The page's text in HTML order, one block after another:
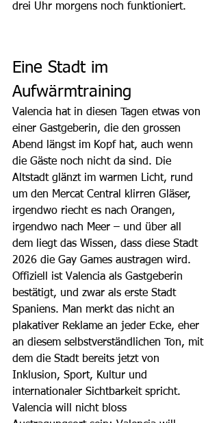
drei Uhr morgens noch funktioniert.
Eine Stadt im
Aufwärmtraining
Valencia hat in diesen Tagen etwas von
einer Gastgeberin, die den grossen
Abend längst im Kopf hat, auch wenn
die Gäste noch nicht da sind. Die
Altstadt glänzt im warmen Licht, rund
um den Mercat Central klirren Gläser,
irgendwo riecht es nach Orangen,
irgendwo nach Meer – und über all
dem liegt das Wissen, dass diese Stadt
2026 die Gay Games austragen wird.
Offiziell ist Valencia als Gastgeberin
bestätigt, und zwar als erste Stadt
Spaniens. Man merkt das nicht an
plakativer Reklame an jeder Ecke, eher
an diesem selbstverständlichen Ton, mit
dem die Stadt bereits jetzt von
Inklusion, Sport, Kultur und
internationaler Sichtbarkeit spricht.
Valencia will nicht bloss